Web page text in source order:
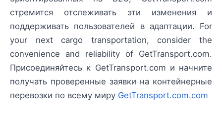
стремится отслеживать эти изменения и
поддерживать пользователей в адаптации. For
your next cargo transportation, consider the
convenience and reliability of GetTransport.com.
Присоединяйтесь к GetTransport.com и начните
получать проверенные заявки на контейнерные
перевозки по всему миру GetTransport.com.com